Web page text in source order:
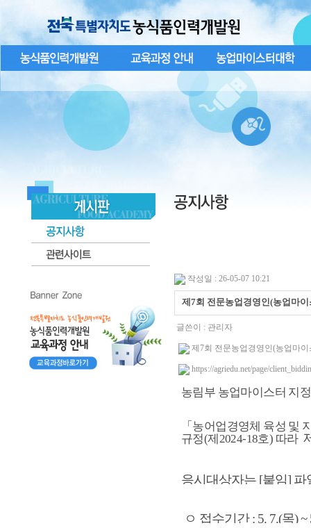
작성일 : 26-05-07 10:21
제7회 전문농업경영인(농업마
글쓴이 : 관리자
제7회 전문농업경영인(농업마
https://agriedu.net/page/
농림부 농업마이스터 지
「농어업경영체 육성 및
규정(제2024-18호) 따라
응시대상자는 [붙임]
ㅇ 접수기간 : 5. 7.(목)